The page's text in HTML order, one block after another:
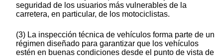
seguridad de los usuarios más vulnerables de la
carretera, en particular, de los motociclistas.
(3) La inspección técnica de vehículos forma parte de un
régimen diseñado para garantizar que los vehículos
estén en buenas condiciones desde el punto de vista de